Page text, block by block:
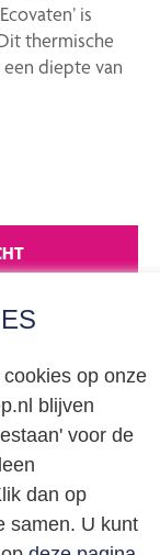
op onze
blijven
voor de
dan op
samen. U kunt
is
thermische
diepte van